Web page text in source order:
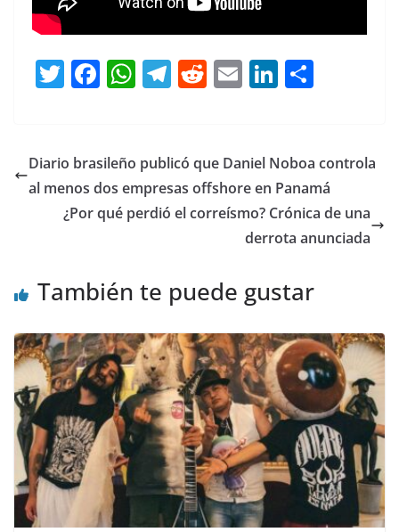
T
er
F
e
b
o
k
W
s
A
p
T
gr
a
m
R
di
t
E
l
Li
e
dI
n
p
ar
tir
Diario brasileño publicó que Daniel Noboa controla
al menos dos empresas offshore en Panamá
¿Por qué perdió el correísmo? Crónica de una
derrota anunciada
También te puede gustar